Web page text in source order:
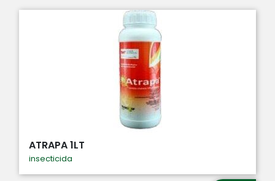
ATRAPA 1LT
insecticida